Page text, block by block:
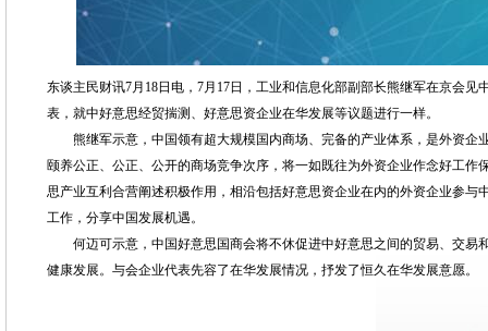
东谈主民财讯7月18日电，7月17日，工业和信息化部副部长熊继军在京会
表，就中好意思经贸揣测、好意思资企业在华发展等议题进行一样。
熊继军示意，中国领有超大规模国内商场、完备的产业体系，是外资企
颐养公正、公正、公开的商场竞争次序，将一如既往为外资企业作念好工作
思产业互利合营阐述积极作用，相沿包括好意思资企业在内的外资企业参与
工作，分享中国发展机遇。
何迈可示意，中国好意思国商会将不休促进中好意思之间的贸易、交易
健康发展。与会企业代表先容了在华发展情况，抒发了恒久在华发展意愿。